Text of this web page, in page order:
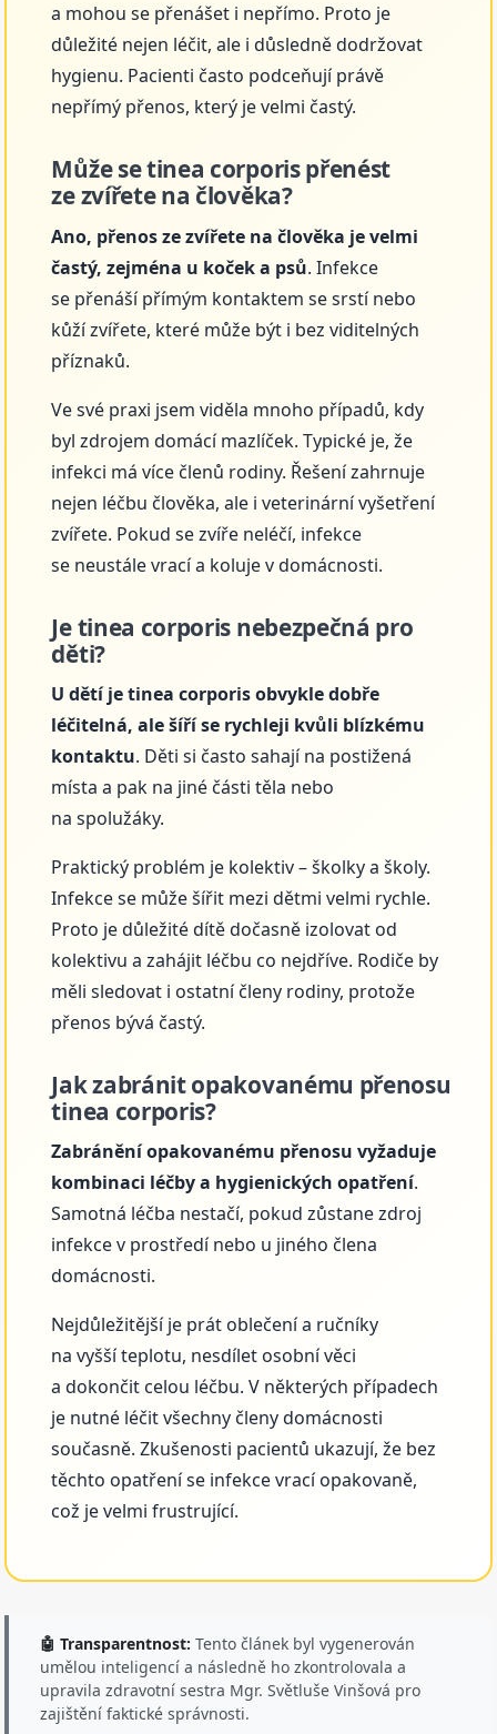
a mohou se přenášet i nepřímo. Proto je
důležité nejen léčit, ale i důsledně dodržovat
hygienu. Pacienti často podceňují právě
nepřímý přenos, který je velmi častý.
Může se tinea corporis přenést
ze zvířete na člověka?
Ano, přenos ze zvířete na člověka je velmi
častý, zejména u koček a psů. Infekce
se přenáší přímým kontaktem se srstí nebo
kůží zvířete, které může být i bez viditelných
příznaků.
Ve své praxi jsem viděla mnoho případů, kdy
byl zdrojem domácí mazlíček. Typické je, že
infekci má více členů rodiny. Řešení zahrnuje
nejen léčbu člověka, ale i veterinární vyšetření
zvířete. Pokud se zvíře neléčí, infekce
se neustále vrací a koluje v domácnosti.
Je tinea corporis nebezpečná pro
děti?
U dětí je tinea corporis obvykle dobře
léčitelná, ale šíří se rychleji kvůli blízkému
kontaktu. Děti si často sahají na postižená
místa a pak na jiné části těla nebo
na spolužáky.
Praktický problém je kolektiv – školky a školy.
Infekce se může šířit mezi dětmi velmi rychle.
Proto je důležité dítě dočasně izolovat od
kolektivu a zahájit léčbu co nejdříve. Rodiče by
měli sledovat i ostatní členy rodiny, protože
přenos bývá častý.
Jak zabránit opakovanému přenosu
tinea corporis?
Zabránění opakovanému přenosu vyžaduje
kombinaci léčby a hygienických opatření.
Samotná léčba nestačí, pokud zůstane zdroj
infekce v prostředí nebo u jiného člena
domácnosti.
Nejdůležitější je prát oblečení a ručníky
na vyšší teplotu, nesdílet osobní věci
a dokončit celou léčbu. V některých případech
je nutné léčit všechny členy domácnosti
současně. Zkušenosti pacientů ukazují, že bez
těchto opatření se infekce vrací opakovaně,
což je velmi frustrující.
🤖 Transparentnost: Tento článek byl vygenerován
umělou inteligencí a následně ho zkontrolovala a
upravila zdravotní sestra Mgr. Světluše Vinšová pro
zajištění faktické správnosti.